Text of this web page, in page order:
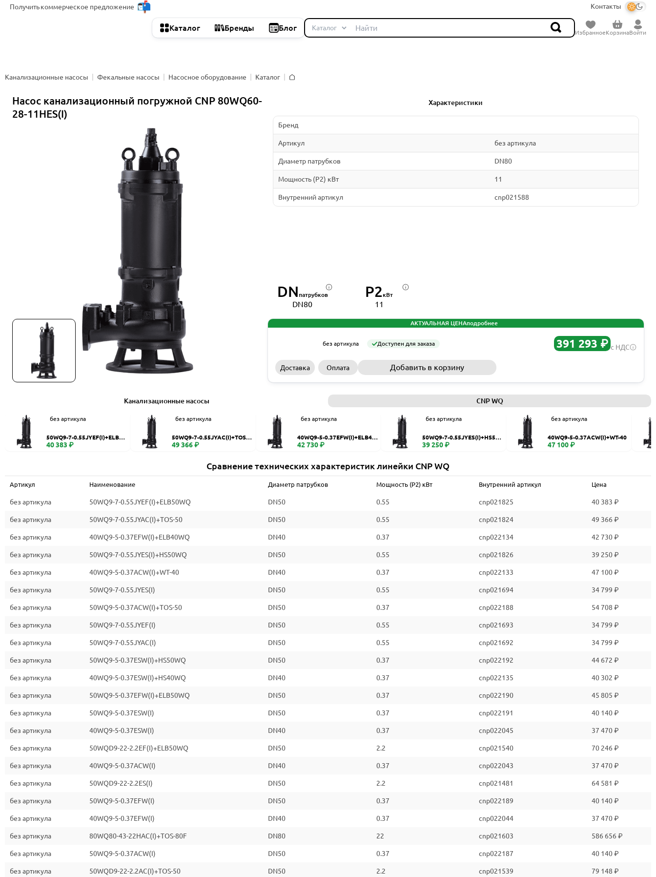
Получитькоммерческое предложение Контакты
Каталог Бренды Блог
ИзбранноеКорзинаВойти
Канализационные насосы Фекальные насосы Насосное оборудование
Каталог
Насос канализационный погружной CNP 80WQ60-
28-11HES(I)
Характеристики
Бренд
Артикул без артикула
Диаметр патрубков DN80
Мощность (P2) кВт 11
Внутренний артикул cnp021588
DN патрубков
DN80
P2кВт
11
АКТУАЛЬНАЯ ЦЕНАподробнее
без артикула Доступен для заказа 391 293 ₽ с НДС
Доставка Оплата Добавить в корзину
Канализационные насосы CNP WQ
без артикула
50WQ9-7-0.55JYEF(I)+ELB50
WQ
40 383 ₽
без артикула
50WQ9-7-0.55JYAC(I)+TOS-5
0
49 366 ₽
без артикула
40WQ9-5-0.37EFW(I)+ELB40
WQ
42 730 ₽
без артикула
50WQ9-7-0.55JYES(I)+HS50
WQ
39 250 ₽
без артикула
40WQ9-5-0.37ACW(I)+WT-40
47 100 ₽
Сравнение технических характеристик линейки CNP WQ
Артикул Наименование Диаметр патрубков Мощность (P2) кВт Внутренний артикул Цена
без артикула 50WQ9-7-0.55JYEF(I)+ELB50WQ DN50 0.55 cnp021825 40 383 ₽
без артикула 50WQ9-7-0.55JYAC(I)+TOS-50 DN50 0.55 cnp021824 49 366 ₽
без артикула 40WQ9-5-0.37EFW(I)+ELB40WQ DN40 0.37 cnp022134 42 730 ₽
без артикула 50WQ9-7-0.55JYES(I)+HS50WQ DN50 0.55 cnp021826 39 250 ₽
без артикула 40WQ9-5-0.37ACW(I)+WT-40 DN40 0.37 cnp022133 47 100 ₽
без артикула 50WQ9-7-0.55JYES(I) DN50 0.55 cnp021694 34 799 ₽
без артикула 50WQ9-5-0.37ACW(I)+TOS-50 DN50 0.37 cnp022188 54 708 ₽
без артикула 50WQ9-7-0.55JYEF(I) DN50 0.55 cnp021693 34 799 ₽
без артикула 50WQ9-7-0.55JYAC(I) DN50 0.55 cnp021692 34 799 ₽
без артикула 50WQ9-5-0.37ESW(I)+HS50WQ DN50 0.37 cnp022192 44 672 ₽
без артикула 40WQ9-5-0.37ESW(I)+HS40WQ DN40 0.37 cnp022135 40 302 ₽
без артикула 50WQ9-5-0.37EFW(I)+ELB50WQ DN50 0.37 cnp022190 45 805 ₽
без артикула 50WQ9-5-0.37ESW(I) DN50 0.37 cnp022191 40 140 ₽
без артикула 40WQ9-5-0.37ESW(I) DN40 0.37 cnp022045 37 470 ₽
без артикула 50WQD9-22-2.2EF(I)+ELB50WQ DN50 2.2 cnp021540 70 246 ₽
без артикула 40WQ9-5-0.37ACW(I) DN40 0.37 cnp022043 37 470 ₽
без артикула 50WQD9-22-2.2ES(I) DN50 2.2 cnp021481 64 581 ₽
без артикула 50WQ9-5-0.37EFW(I) DN50 0.37 cnp022189 40 140 ₽
без артикула 40WQ9-5-0.37EFW(I) DN40 0.37 cnp022044 37 470 ₽
без артикула 80WQ80-43-22HAC(I)+TOS-80F DN80 22 cnp021603 586 656 ₽
без артикула 50WQ9-5-0.37ACW(I) DN50 0.37 cnp022187 40 140 ₽
без артикула 50WQD9-22-2.2AC(I)+TOS-50 DN50 2.2 cnp021539 79 148 ₽